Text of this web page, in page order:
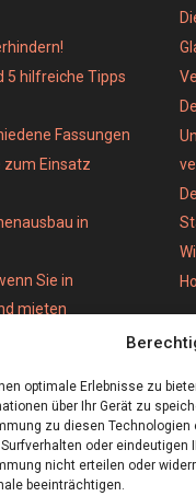
optimale Erlebnisse zu
über Ihr Gerät zu
zu diesen
Surfverhalten oder eindeutigen
nicht erteilen oder
beeinträchtigen.
5 hilfreiche Tipps
Fassungen
zum Einsatz
in
Sie in
mieten